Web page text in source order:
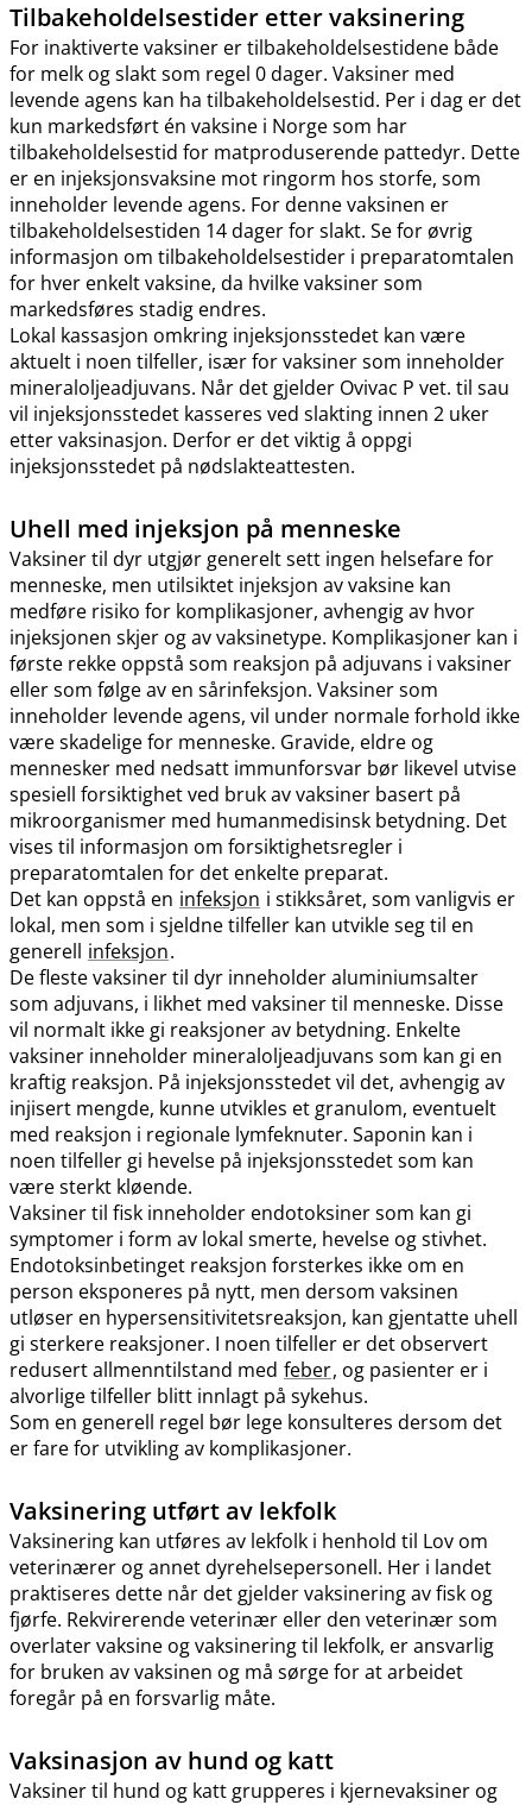
Tilbakeholdelsestider etter vaksinering
For inaktiverte vaksiner er tilbakeholdelsestidene både
for melk og slakt som regel 0 dager. Vaksiner med
levende agens kan ha tilbakeholdelsestid. Per i dag er det
kun markedsført én vaksine i Norge som har
tilbakeholdelsestid for matproduserende pattedyr. Dette
er en injeksjonsvaksine mot ringorm hos storfe, som
inneholder levende agens. For denne vaksinen er
tilbakeholdelsestiden 14 dager for slakt. Se for øvrig
informasjon om tilbakeholdelsestider i preparatomtalen
for hver enkelt vaksine, da hvilke vaksiner som
markedsføres stadig endres.
Lokal kassasjon omkring injeksjonsstedet kan være
aktuelt i noen tilfeller, især for vaksiner som inneholder
mineraloljeadjuvans. Når det gjelder Ovivac P vet. til sau
vil injeksjonsstedet kasseres ved slakting innen 2 uker
etter vaksinasjon. Derfor er det viktig å oppgi
injeksjonsstedet på nødslakteattesten.
Uhell med injeksjon på menneske
Vaksiner til dyr utgjør generelt sett ingen helsefare for
menneske, men utilsiktet injeksjon av vaksine kan
medføre risiko for komplikasjoner, avhengig av hvor
injeksjonen skjer og av vaksinetype. Komplikasjoner kan i
første rekke oppstå som reaksjon på adjuvans i vaksiner
eller som følge av en sårinfeksjon. Vaksiner som
inneholder levende agens, vil under normale forhold ikke
være skadelige for menneske. Gravide, eldre og
mennesker med nedsatt immunforsvar bør likevel utvise
spesiell forsiktighet ved bruk av vaksiner basert på
mikroorganismer med humanmedisinsk betydning. Det
vises til informasjon om forsiktighetsregler i
preparatomtalen for det enkelte preparat.
Det kan oppstå en infeksjon i stikksåret, som vanligvis er
lokal, men som i sjeldne tilfeller kan utvikle seg til en
generell infeksjon.
De fleste vaksiner til dyr inneholder aluminiumsalter
som adjuvans, i likhet med vaksiner til menneske. Disse
vil normalt ikke gi reaksjoner av betydning. Enkelte
vaksiner inneholder mineraloljeadjuvans som kan gi en
kraftig reaksjon. På injeksjonsstedet vil det, avhengig av
injisert mengde, kunne utvikles et granulom, eventuelt
med reaksjon i regionale lymfeknuter. Saponin kan i
noen tilfeller gi hevelse på injeksjonsstedet som kan
være sterkt kløende.
Vaksiner til fisk inneholder endotoksiner som kan gi
symptomer i form av lokal smerte, hevelse og stivhet.
Endotoksinbetinget reaksjon forsterkes ikke om en
person eksponeres på nytt, men dersom vaksinen
utløser en hypersensitivitetsreaksjon, kan gjentatte uhell
gi sterkere reaksjoner. I noen tilfeller er det observert
redusert allmenntilstand med feber, og pasienter er i
alvorlige tilfeller blitt innlagt på sykehus.
Som en generell regel bør lege konsulteres dersom det
er fare for utvikling av komplikasjoner.
Vaksinering utført av lekfolk
Vaksinering kan utføres av lekfolk i henhold til Lov om
veterinærer og annet dyrehelsepersonell. Her i landet
praktiseres dette når det gjelder vaksinering av fisk og
fjørfe. Rekvirerende veterinær eller den veterinær som
overlater vaksine og vaksinering til lekfolk, er ansvarlig
for bruken av vaksinen og må sørge for at arbeidet
foregår på en forsvarlig måte.
Vaksinasjon av hund og katt
Vaksiner til hund og katt grupperes i kjernevaksiner og